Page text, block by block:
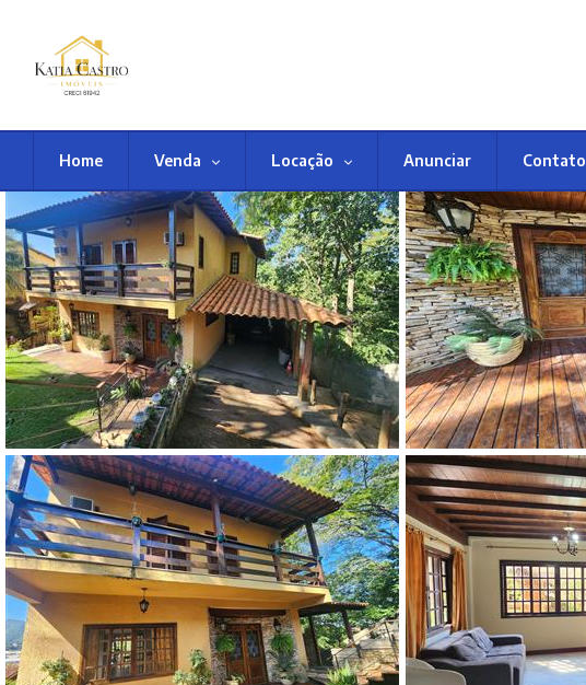
Home Venda Locação Anunciar Contato